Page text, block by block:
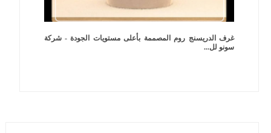
غرف الدريسنج روم المصممة بأعلى مستويات الجودة - شركة
سونو لل...